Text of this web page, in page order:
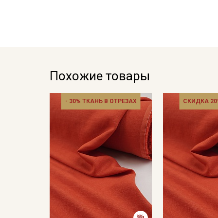
Похожие товары
- 30% ТКАНЬ В ОТРЕЗАХ СКИДКА